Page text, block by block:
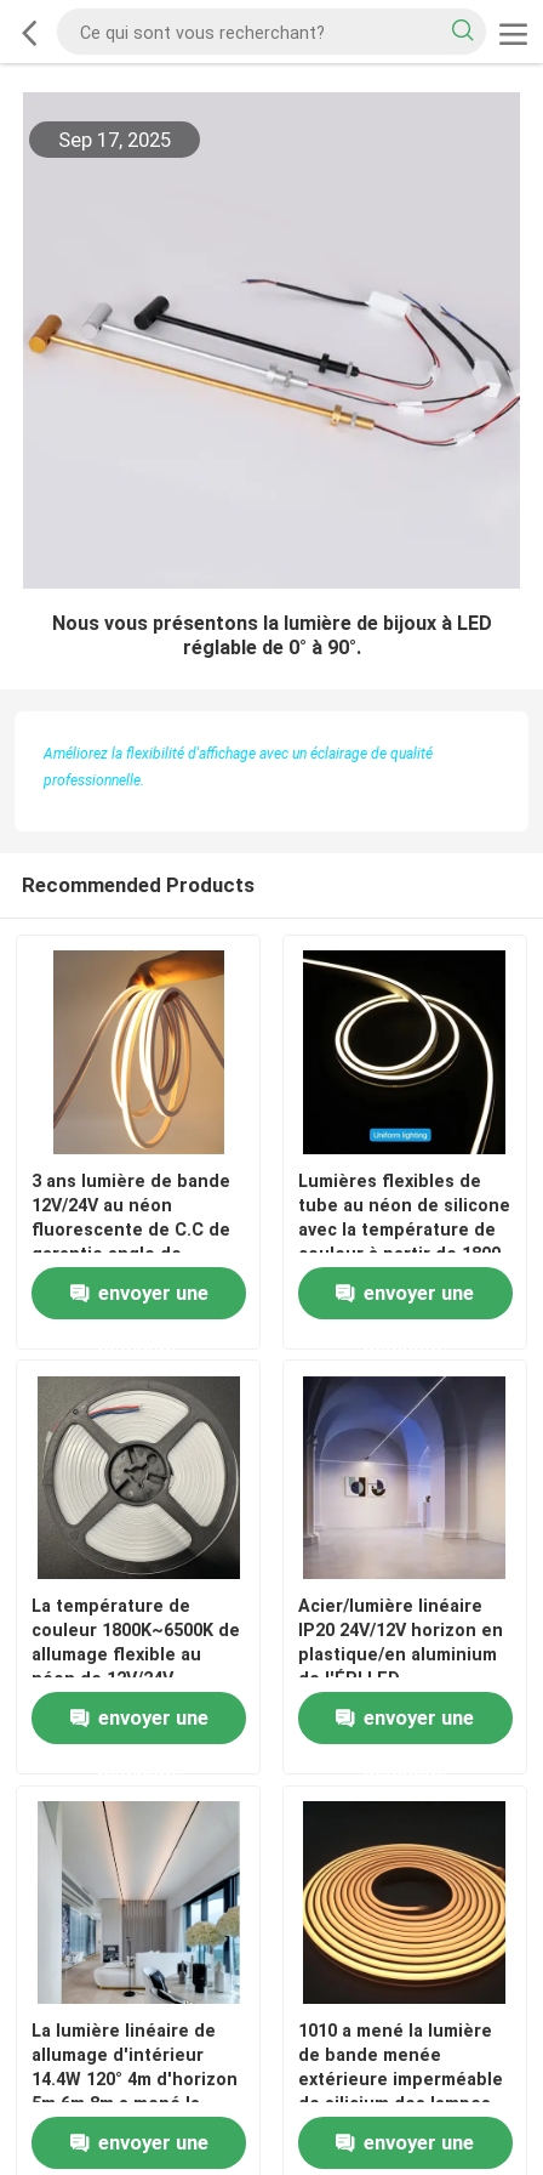
Sep 17, 2025
Nous vous présentons la lumière de bijoux à LED
réglable de 0° à 90°.
Améliorez la flexibilité d'affichage avec un éclairage de qualité
professionnelle.
Recommended Products
3 ans lumière de bande
12V/24V au néon
fluorescente de C.C de
garantie angle de
faisceau de 120 degrés
envoyer une
Lumières flexibles de
tube au néon de silicone
avec la température de
couleur à partir de 1800
K à 6500K
envoyer une
La température de
couleur 1800K~6500K de
allumage flexible au
néon de 12V/24V
240LEDs/M
envoyer une
Acier/lumière linéaire
IP20 24V/12V horizon en
plastique/en aluminium
de l'ÉPI LED
envoyer une
La lumière linéaire de
allumage d'intérieur
14.4W 120° 4m d'horizon
5m 6m 8m a mené la
lumière de ficelle de
câble
envoyer une
1010 a mené la lumière
de bande menée
extérieure imperméable
de silicium des lampes
au néon IP67
envoyer une